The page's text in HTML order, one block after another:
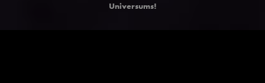
Universums!